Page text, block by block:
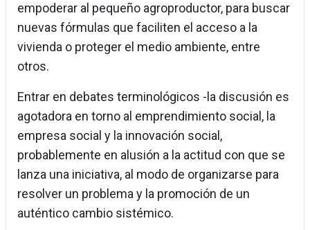
empoderar al pequeño agroproductor, para buscar
nuevas fórmulas que faciliten el acceso a la
vivienda o proteger el medio ambiente, entre
otros.
Entrar en debates terminológicos -la discusión es
agotadora en torno al emprendimiento social, la
empresa social y la innovación social,
probablemente en alusión a la actitud con que se
lanza una iniciativa, al modo de organizarse para
resolver un problema y la promoción de un
auténtico cambio sistémico.